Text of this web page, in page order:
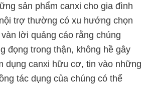
sản phẩm canxi cho gia đình
trợ thường có xu hướng chọn
lời quảng cáo rằng chúng
đọng trong thận, không hề gây
dụng canxi hữu cơ, tin vào những
tác dụng của chúng có thể